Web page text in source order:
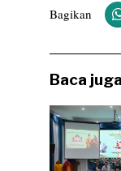
Bagikan
Baca